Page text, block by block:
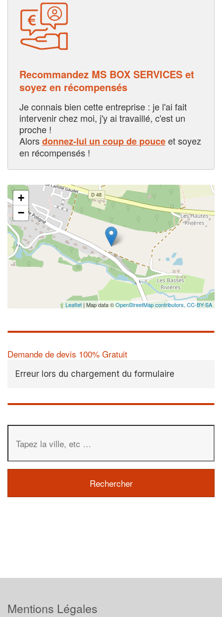
Recommandez MS BOX SERVICES et
soyez en récompensés
Je connais bien cette entreprise : je l'ai fait
intervenir chez moi, j'y ai travaillé, c'est un
proche !
Alorsdonnez-lui un coup de pouceet soyez
en récompensés !
+
−
Leaflet | Map data ©OpenStreetMap contributors, CC-BY-SA
Demande de devis 100% Gratuit
Erreur lors du chargement du formulaire
Mentions Légales